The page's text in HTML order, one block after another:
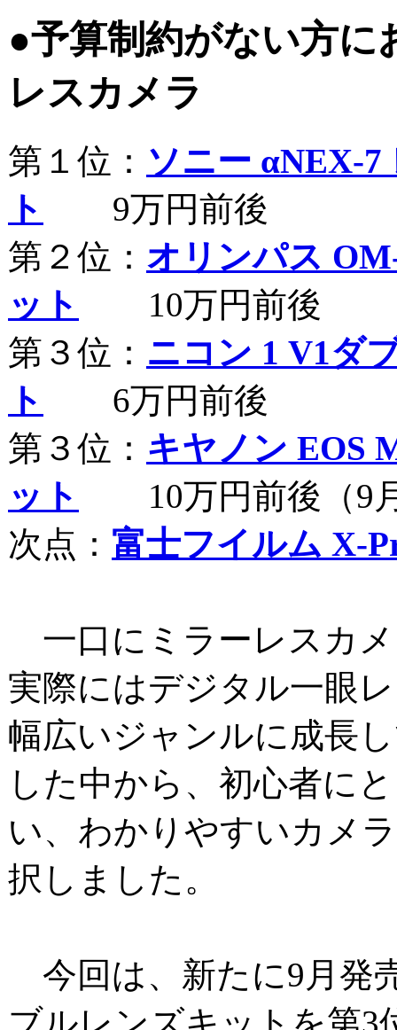
●予算制約がない方に
レスカメラ
第１位： ソニー αNEX-7
ト
9万円前後
第２位： オリンパス
ット
10万円前後
第３位： ニコン 1 V1ダ
ト
6万円前後
第３位： キヤノン EOS
ット
10万円前後（9
次点： 富士フイルム X-
一口にミラーレスカ
実際にはデジタル一眼
幅広いジャンルに成長
した中から、初心者に
い、わかりやすいカメ
択しました。
今回は、新たに9月発
ブルレンズキットを第3